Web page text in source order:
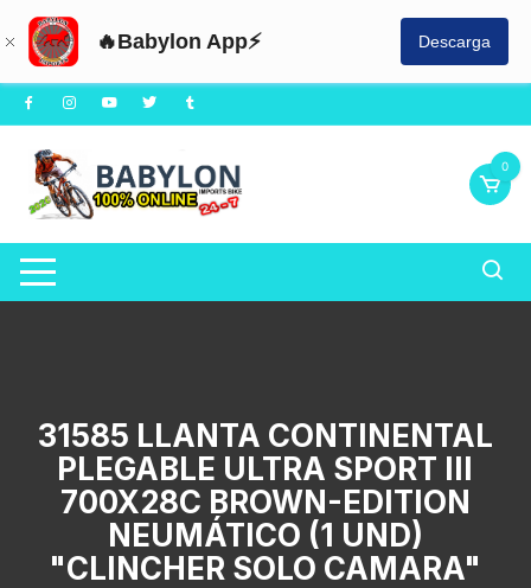
🔥Babylon App⚡ Descarga
Saltar
al
contenido
0
31585 LLANTA CONTINENTAL
PLEGABLE ULTRA SPORT III
700X28C BROWN-EDITION
NEUMÁTICO (1 UND)
"CLINCHER SOLO CAMARA"